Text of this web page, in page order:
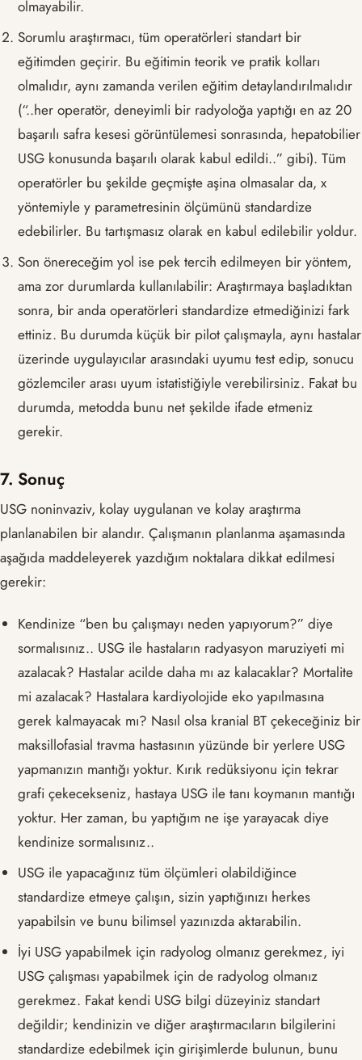
olmayabilir.
Sorumlu araştırmacı, tüm operatörleri standart bir
eğitimden geçirir. Bu eğitimin teorik ve pratik kolları
olmalıdır, aynı zamanda verilen eğitim detaylandırılmalıdır
(“..her operatör, deneyimli bir radyoloğa yaptığı en az 20
başarılı safra kesesi görüntülemesi sonrasında, hepatobilier
USG konusunda başarılı olarak kabul edildi..” gibi). Tüm
operatörler bu şekilde geçmişte aşina olmasalar da, x
yöntemiyle y parametresinin ölçümünü standardize
edebilirler. Bu tartışmasız olarak en kabul edilebilir yoldur.
Son önereceğim yol ise pek tercih edilmeyen bir yöntem,
ama zor durumlarda kullanılabilir: Araştırmaya başladıktan
sonra, bir anda operatörleri standardize etmediğinizi fark
ettiniz. Bu durumda küçük bir pilot çalışmayla, aynı hastalar
üzerinde uygulayıcılar arasındaki uyumu test edip, sonucu
gözlemciler arası uyum istatistiğiyle verebilirsiniz. Fakat bu
durumda, metodda bunu net şekilde ifade etmeniz
gerekir.
7. Sonuç
USG noninvaziv, kolay uygulanan ve kolay araştırma
planlanabilen bir alandır. Çalışmanın planlanma aşamasında
aşağıda maddeleyerek yazdığım noktalara dikkat edilmesi
gerekir:
Kendinize “ben bu çalışmayı neden yapıyorum?” diye
sormalısınız.. USG ile hastaların radyasyon maruziyeti mi
azalacak? Hastalar acilde daha mı az kalacaklar? Mortalite
mi azalacak? Hastalara kardiyolojide eko yapılmasına
gerek kalmayacak mı? Nasıl olsa kranial BT çekeceğiniz bir
maksillofasial travma hastasının yüzünde bir yerlere USG
yapmanızın mantığı yoktur. Kırık redüksiyonu için tekrar
grafi çekecekseniz, hastaya USG ile tanı koymanın mantığı
yoktur. Her zaman, bu yaptığım ne işe yarayacak diye
kendinize sormalısınız..
USG ile yapacağınız tüm ölçümleri olabildiğince
standardize etmeye çalışın, sizin yaptığınızı herkes
yapabilsin ve bunu bilimsel yazınızda aktarabilin.
İyi USG yapabilmek için radyolog olmanız gerekmez, iyi
USG çalışması yapabilmek için de radyolog olmanız
gerekmez. Fakat kendi USG bilgi düzeyiniz standart
değildir; kendinizin ve diğer araştırmacıların bilgilerini
standardize edebilmek için girişimlerde bulunun, bunu